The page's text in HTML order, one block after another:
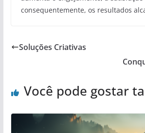
consequentemente, os resultados
Soluções Criativas
Você pode gostar